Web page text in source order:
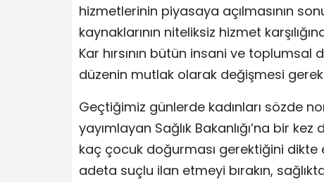
hizmetlerinin piyasaya açılmasının
kaynaklarının niteliksiz hizmet
Kar hırsının bütün insani ve
düzenin mutlak olarak değişmesi
Geçtiğimiz günlerde kadınları sözde
yayımlayan Sağlık Bakanlığı’na bir
kaç çocuk doğurması gerektiğini dikte
adeta suçlu ilan etmeyi bırakın, sağlıkta